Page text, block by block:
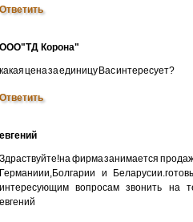
Ответить
ООО"ТД Корона"
какая цена за единицу Вас интересует?
Ответить
евгений
Здраствуйте!на фирма занимается
Германиии,Болгарии и
интересующим вопросам звонить на
евгений